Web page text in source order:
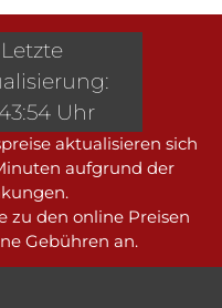
aktualisieren sich
aufgrund der
zu den online Preisen
Gebühren an.
Letzte
Uhr